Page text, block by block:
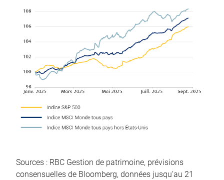
Sources : RBC Gestion de patrimoine, prévisions
consensuelles de Bloomberg, données jusqu’au 21